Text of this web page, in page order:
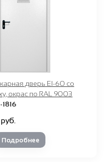
дверь EI-60 со
окрас по RAL 9003
Подробнее